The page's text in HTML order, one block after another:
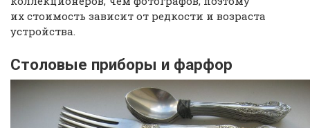
их стоимость зависит от редкости и возраста
устройства.
Столовые приборы и фарфор